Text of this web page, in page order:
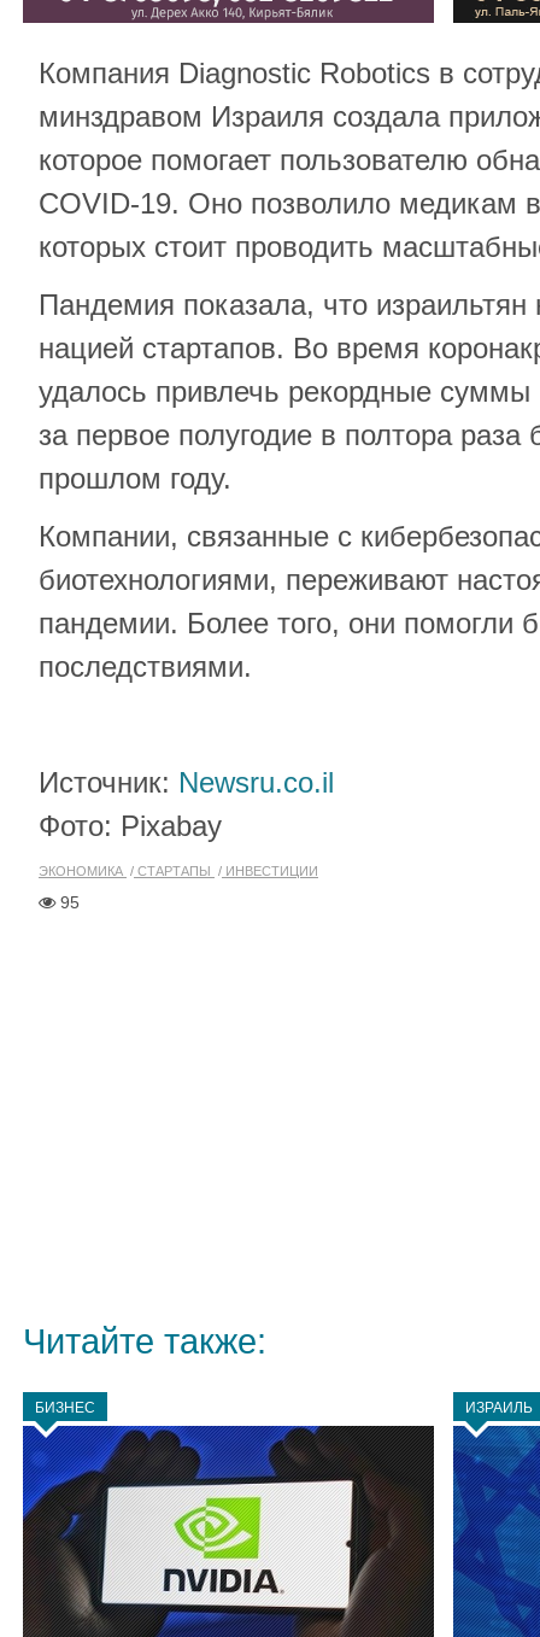
Компания Diagnostic Robotics в
минздравом Израиля создала
которое помогает пользователю
COVID-19. Оно позволило медикам
которых стоит проводить
Пандемия показала, что
нацией стартапов. Во время
удалось привлечь рекордные суммы
за первое полугодие в полтора
прошлом году.
Компании, связанные с
биотехнологиями, переживают
пандемии. Более того, они помогли
последствиями.
Источник: Newsru.co.il
Фото: Pixabay
ЭКОНОМИКА СТАРТАПЫ ИНВЕСТИЦИИ
95
Читайте также:
БИЗНЕС ИЗРАИЛЬ